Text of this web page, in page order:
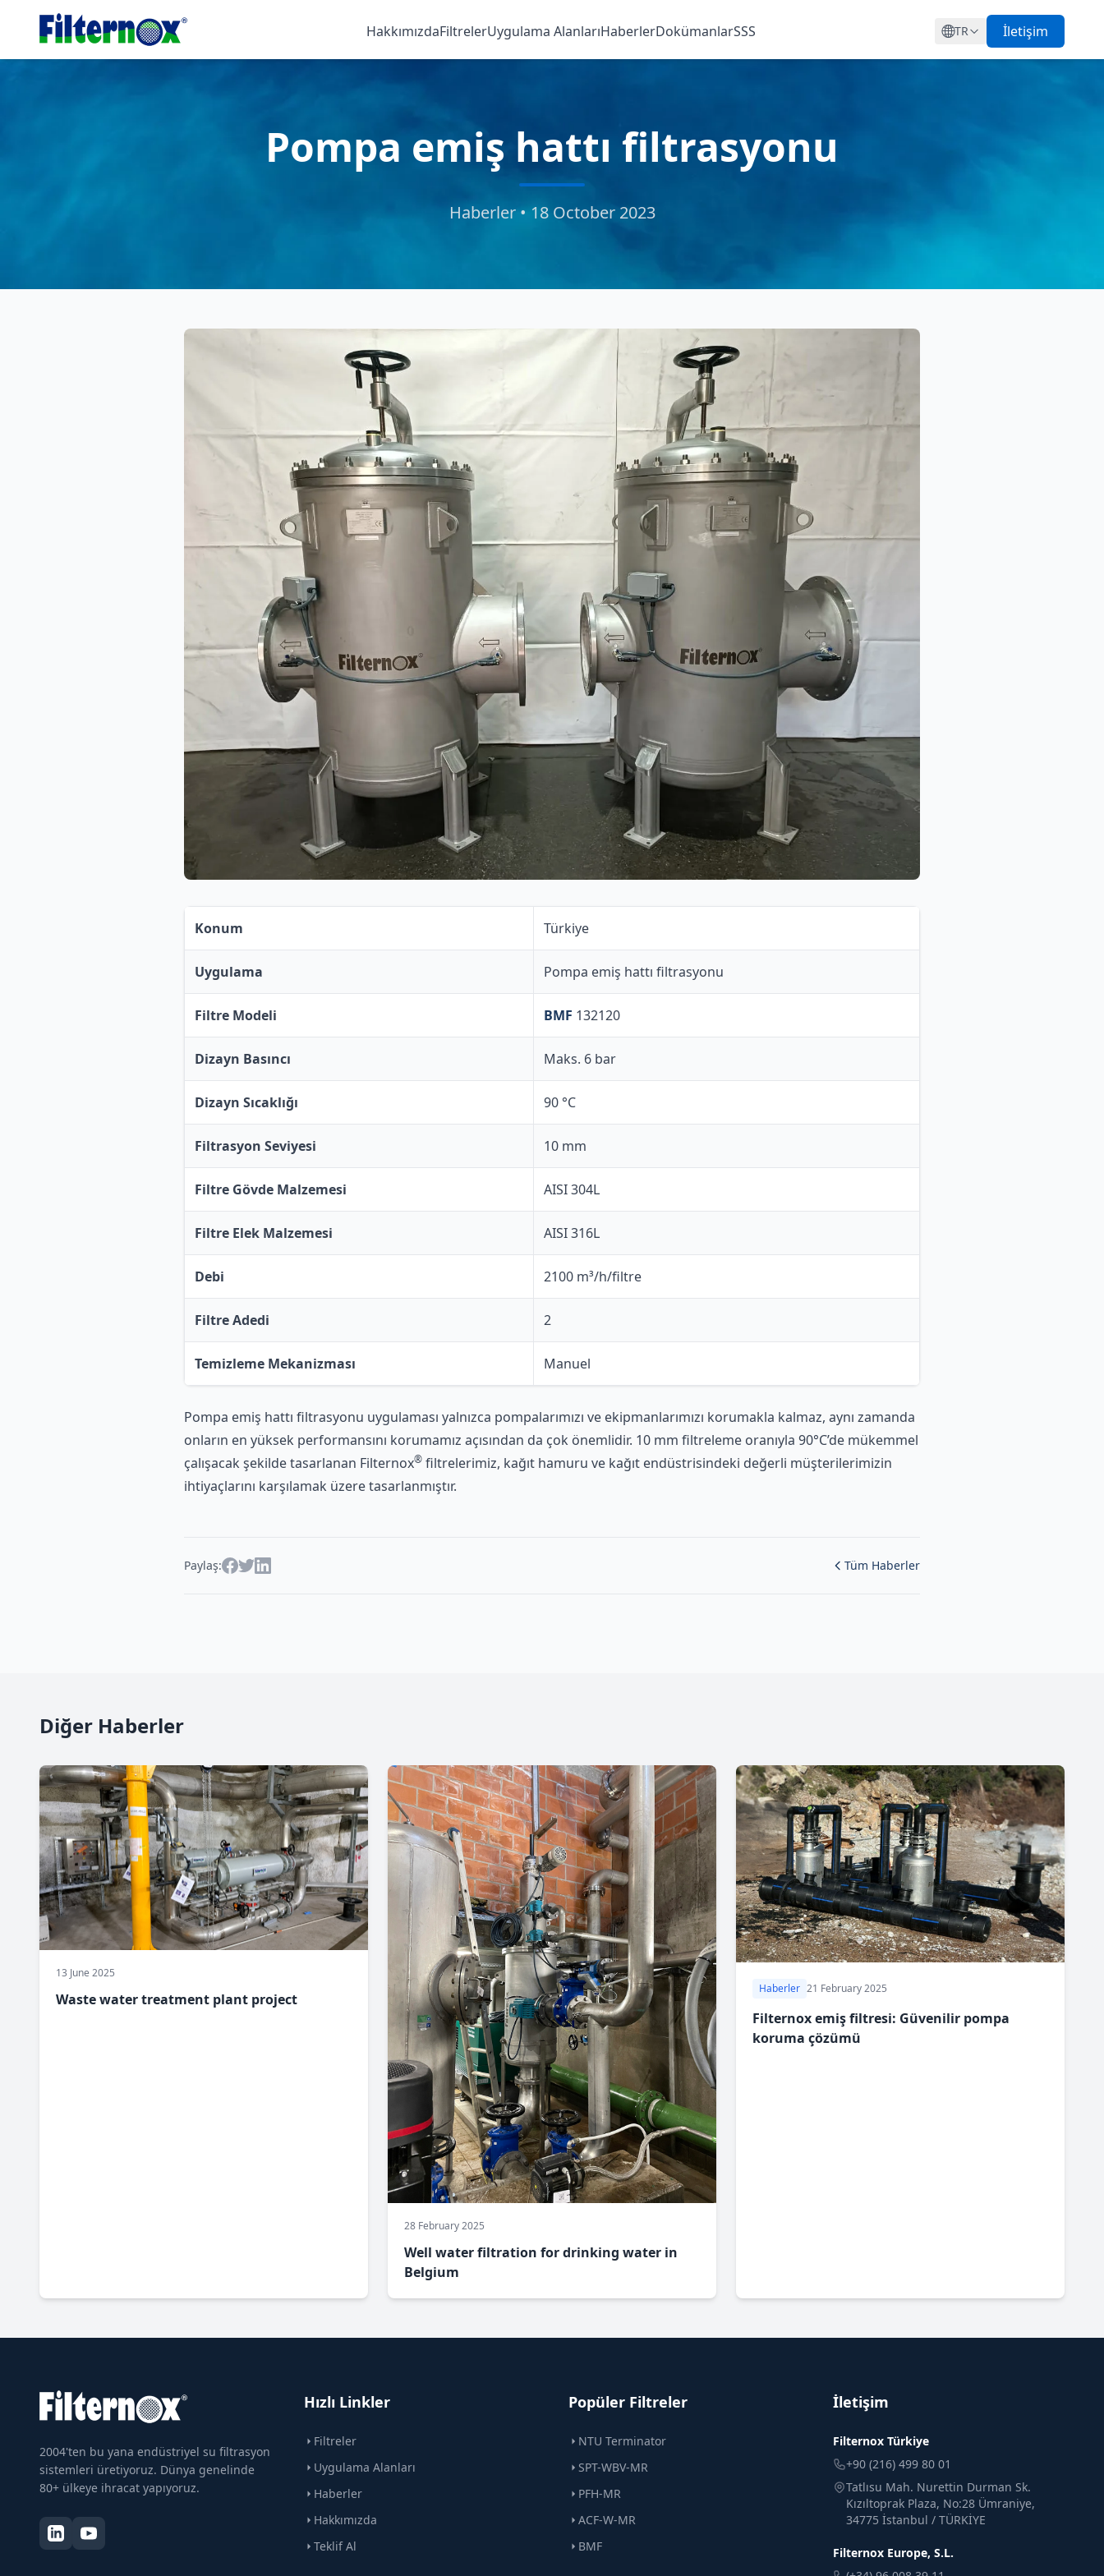
HakkımızdaFiltrelerUygulama AlanlarıHaberlerDokümanlarSSS TR İletişim
Pompa emiş hattı filtrasyonu
Haberler • 18 October 2023
Konum Türkiye
Uygulama Pompa emiş hattı filtrasyonu
Filtre Modeli BMF 132120
Dizayn Basıncı Maks. 6 bar
Dizayn Sıcaklığı 90 °C
Filtrasyon Seviyesi 10 mm
Filtre Gövde Malzemesi AISI 304L
Filtre Elek Malzemesi AISI 316L
Debi 2100 m³/h/filtre
Filtre Adedi 2
Temizleme Mekanizması Manuel
Pompa emiş hattı filtrasyonu uygulaması yalnızca pompalarımızı ve ekipmanlarımızı korumakla kalmaz, aynı zamanda
onların en yüksek performansını korumamız açısından da çok önemlidir. 10 mm filtreleme oranıyla 90°C’de mükemmel
çalışacak şekilde tasarlanan Filternox® filtrelerimiz, kağıt hamuru ve kağıt endüstrisindeki değerli müşterilerimizin
ihtiyaçlarını karşılamak üzere tasarlanmıştır.
Paylaş: Tüm Haberler
Diğer Haberler
13 June 2025
Waste water treatment plant project
28 February 2025
Well water filtration for drinking water in
Belgium
Haberler 21 February 2025
Filternox emiş filtresi: Güvenilir pompa
koruma çözümü
2004'ten bu yana endüstriyel su filtrasyon
sistemleri üretiyoruz. Dünya genelinde
80+ ülkeye ihracat yapıyoruz.
Hızlı Linkler
Filtreler
Uygulama Alanları
Haberler
Hakkımızda
Teklif Al
Popüler Filtreler
NTU Terminator
SPT-WBV-MR
PFH-MR
ACF-W-MR
BMF
İletişim
Filternox Türkiye
+90 (216) 499 80 01
Tatlısu Mah. Nurettin Durman Sk.
Kızıltoprak Plaza, No:28 Ümraniye,
34775 İstanbul / TÜRKİYE
Filternox Europe, S.L.